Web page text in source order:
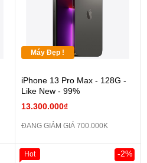
Máy Đẹp !
iPhone 13 Pro Max - 128G -
Like New - 99%
13.300.000₫
ĐANG GIẢM GIÁ 700.000K
-2%
Hot